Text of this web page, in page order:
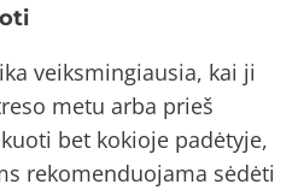
veiksmingiausia, kai ji
metu arba prieš
bet kokioje padėtyje,
rekomenduojama sėdėti